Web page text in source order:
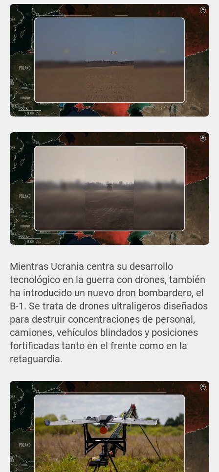
Mientras Ucrania centra su desarrollo
tecnológico en la guerra con drones, también
ha introducido un nuevo dron bombardero, el
B-1. Se trata de drones ultraligeros diseñados
para destruir concentraciones de personal,
camiones, vehículos blindados y posiciones
fortificadas tanto en el frente como en la
retaguardia.